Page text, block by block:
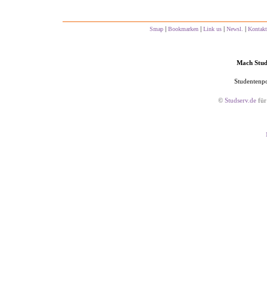
Smap | Bookmarken | Link us | Newsl. | Kontakt
Mach
© Studserv.de für